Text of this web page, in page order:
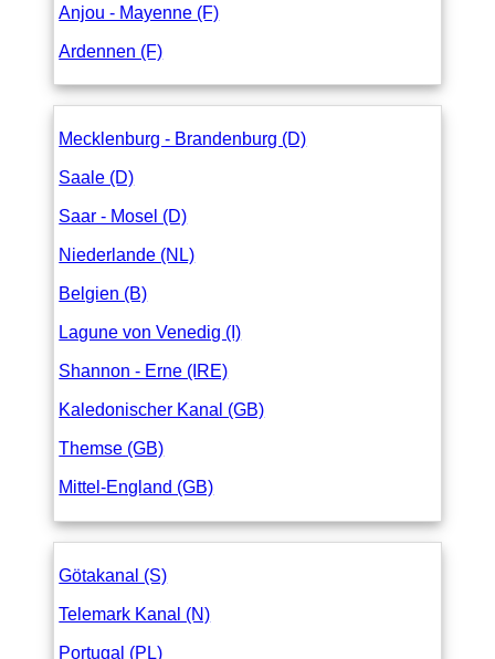
Anjou - Mayenne (F)
Ardennen (F)
Mecklenburg - Brandenburg (D)
Saale (D)
Saar - Mosel (D)
Niederlande (NL)
Belgien (B)
Lagune von Venedig (I)
Shannon - Erne (IRE)
Kaledonischer Kanal (GB)
Themse (GB)
Mittel-England (GB)
Götakanal (S)
Telemark Kanal (N)
Portugal (PL)